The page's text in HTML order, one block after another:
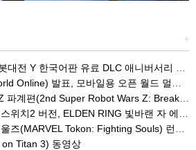
+
국어판 유료 DLC 애니버서리 확장팩, 8월 5일 판매 시작
발표, 모바일용 오픈 월드 멀티플레이 생존 크래프트
Robot Wars Z: Break the World Chapter) Remastered 제작 결정
ELDEN RING 빛바랜 자 에디션 패키지 예약 판매, 8월 5일 시작
Tokon: Fighting Souls) 런칭 트레일러
Titan 3) 동영상